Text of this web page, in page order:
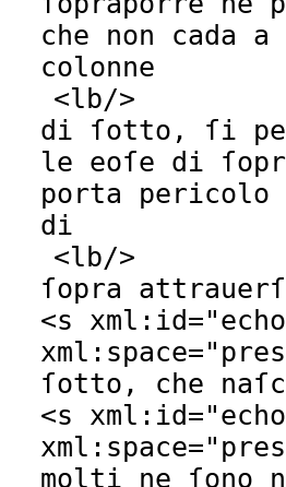
che non cada
colonne
<lb/>
di ſotto, ſi
le eoſe di
porta pericolo
di
<lb/>
ſopra
<s xml:id="
xml:space="
ſotto, che
<s xml:id="
xml:space="
molti ne